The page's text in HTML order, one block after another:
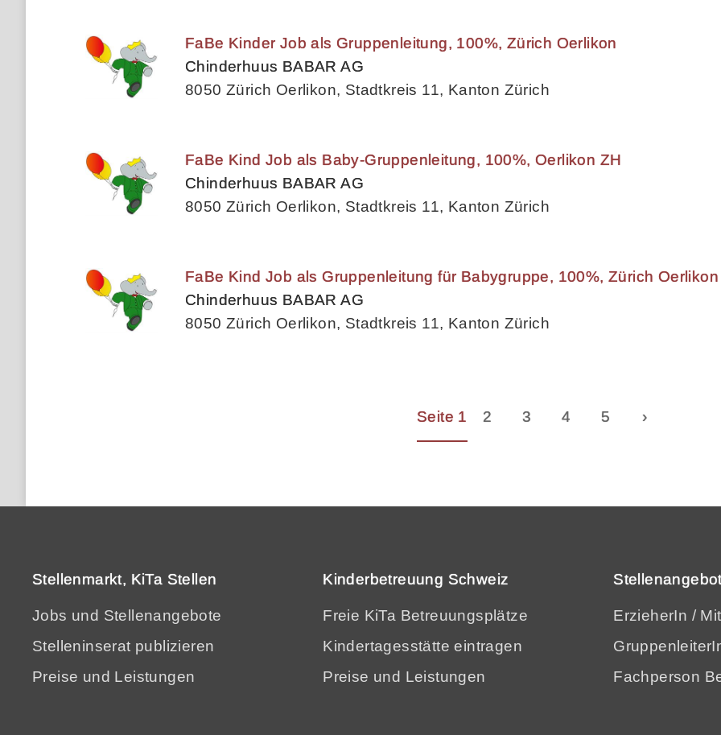
FaBe Kinder Job als Gruppenleitung, 100%, Zürich Oerlikon
Chinderhuus BABAR AG
8050 Zürich Oerlikon, Stadtkreis 11, Kanton Zürich
FaBe Kind Job als Baby-Gruppenleitung, 100%, Oerlikon ZH
Chinderhuus BABAR AG
8050 Zürich Oerlikon, Stadtkreis 11, Kanton Zürich
FaBe Kind Job als Gruppenleitung für Babygruppe, 100%, Zürich Oerlikon
Chinderhuus BABAR AG
8050 Zürich Oerlikon, Stadtkreis 11, Kanton Zürich
Seite 1 2 3 4 5 ›
Stellenmarkt, KiTa Stellen
Jobs und Stellenangebote
Stelleninserat publizieren
Preise und Leistungen
Kinderbetreuung Schweiz
Freie KiTa Betreuungsplätze
Kindertagesstätte eintragen
Preise und Leistungen
ErzieherIn /
Fachperson